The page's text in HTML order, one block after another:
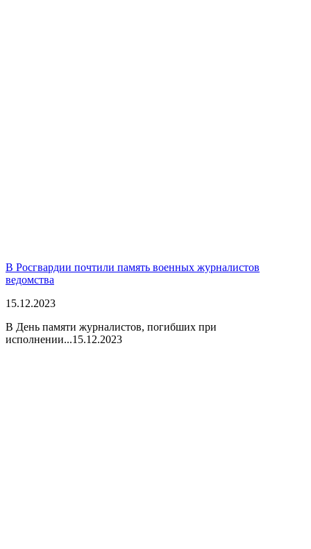
В Росгвардии почтили память военных журналистов
ведомства
15.12.2023
В День памяти журналистов, погибших при
исполнении...15.12.2023